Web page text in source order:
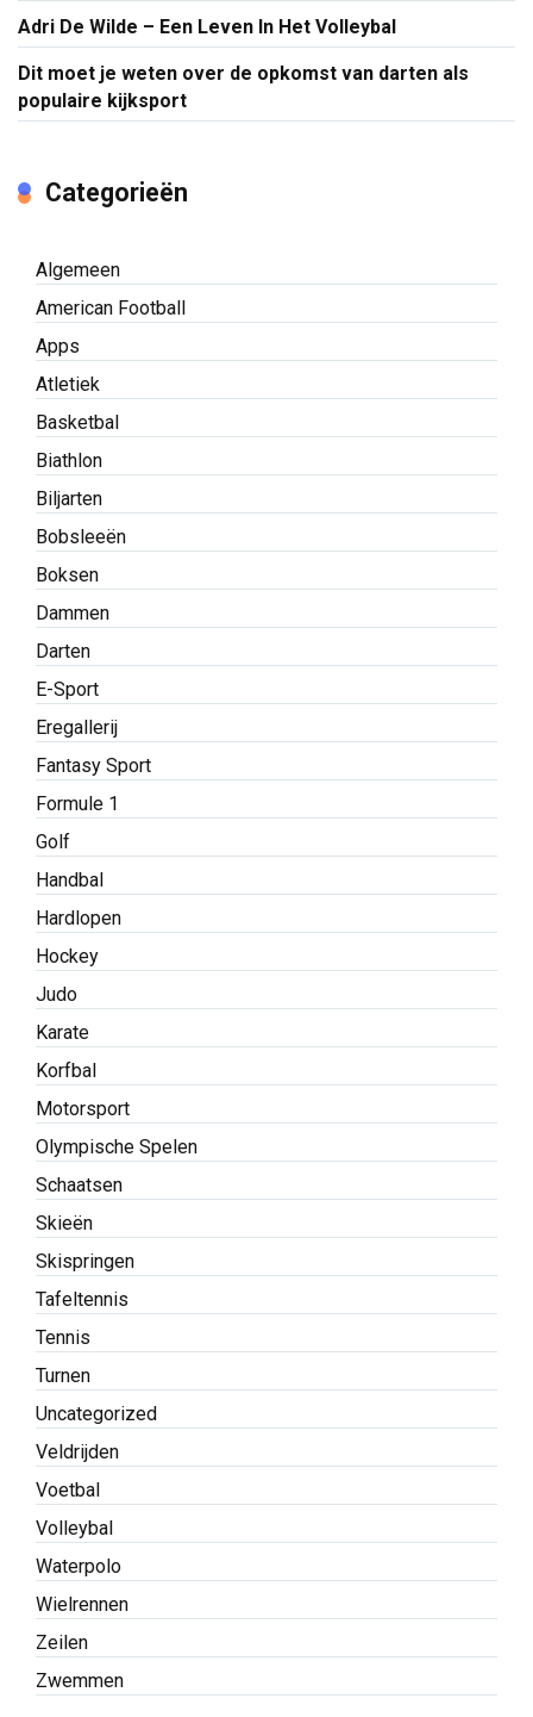
Adri De Wilde – Een Leven In Het Volleybal
Dit moet je weten over de opkomst van darten als
populaire kijksport
Categorieën
Algemeen
American Football
Apps
Atletiek
Basketbal
Biathlon
Biljarten
Bobsleeën
Boksen
Dammen
Darten
E-Sport
Eregallerij
Fantasy Sport
Formule 1
Golf
Handbal
Hardlopen
Hockey
Judo
Karate
Korfbal
Motorsport
Olympische Spelen
Schaatsen
Skieën
Skispringen
Tafeltennis
Tennis
Turnen
Uncategorized
Veldrijden
Voetbal
Volleybal
Waterpolo
Wielrennen
Zeilen
Zwemmen